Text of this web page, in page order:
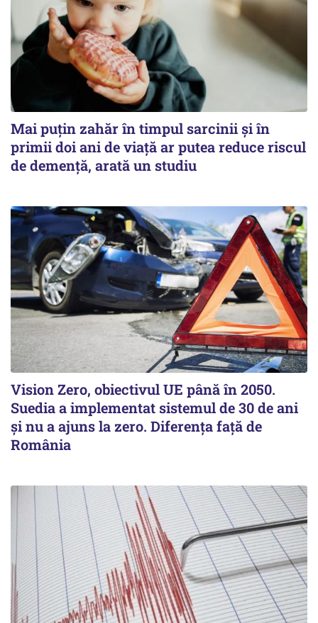
Mai puțin zahăr în timpul sarcinii și în
primii doi ani de viață ar putea reduce riscul
de demență, arată un studiu
Vision Zero, obiectivul UE până în 2050.
Suedia a implementat sistemul de 30 de ani
şi nu a ajuns la zero. Diferenţa faţă de
România